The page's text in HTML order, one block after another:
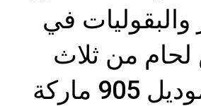
في
لحام من ثلاث
جوانب موديل 905 ماركة